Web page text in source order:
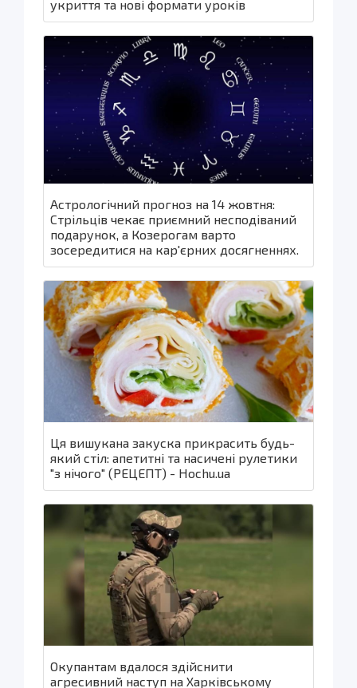
укриття та нові формати уроків
Астрологічний прогноз на 14 жовтня:
Стрільців чекає приємний несподіваний
подарунок, а Козерогам варто
зосередитися на кар'єрних досягненнях.
Ця вишукана закуска прикрасить будь-
який стіл: апетитні та насичені рулетики
"з нічого" (РЕЦЕПТ) - Hochu.ua
Окупантам вдалося здійснити
агресивний наступ на Харківському